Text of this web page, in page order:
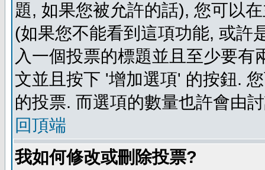
題, 如果您被允許的話), 您可以
(如果您不能看到這項功能, 或許
入一個投票的標題並且至少要
文並且按下 '增加選項' 的按鈕.
的投票. 而選項的數量也許會由
回頂端
我如何修改或刪除投票?